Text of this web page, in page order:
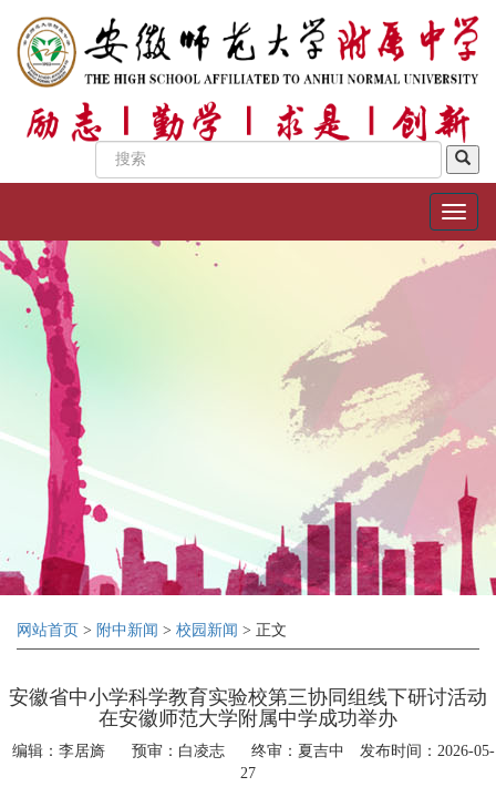
网站首页 > 附中新闻 > 校园新闻 > 正文
安徽省中小学科学教育实验校第三协同组线下研讨活动
在安徽师范大学附属中学成功举办
编辑：李居旖 预审：白凌志 终审：夏吉中
发布时间：2026-05-
27